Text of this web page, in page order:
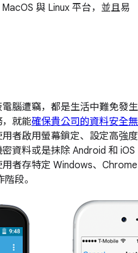
與 Linux 平台，並且易
腦遭竊，都是生活中難免發生
就能確保貴公司的資料安全無
者啟用螢幕鎖定、設定高強度
資料或是抹除 Android 和 iOS
者存特定 Windows、Chrome
段。